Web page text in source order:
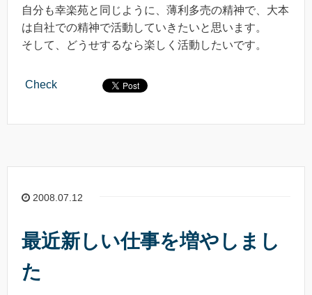
自分も幸楽苑と同じように、薄利多売の精神で、大本
は自社での精神で活動していきたいと思います。
そして、どうせするなら楽しく活動したいです。
Check
2008.07.12
最近新しい仕事を増やしまし
た